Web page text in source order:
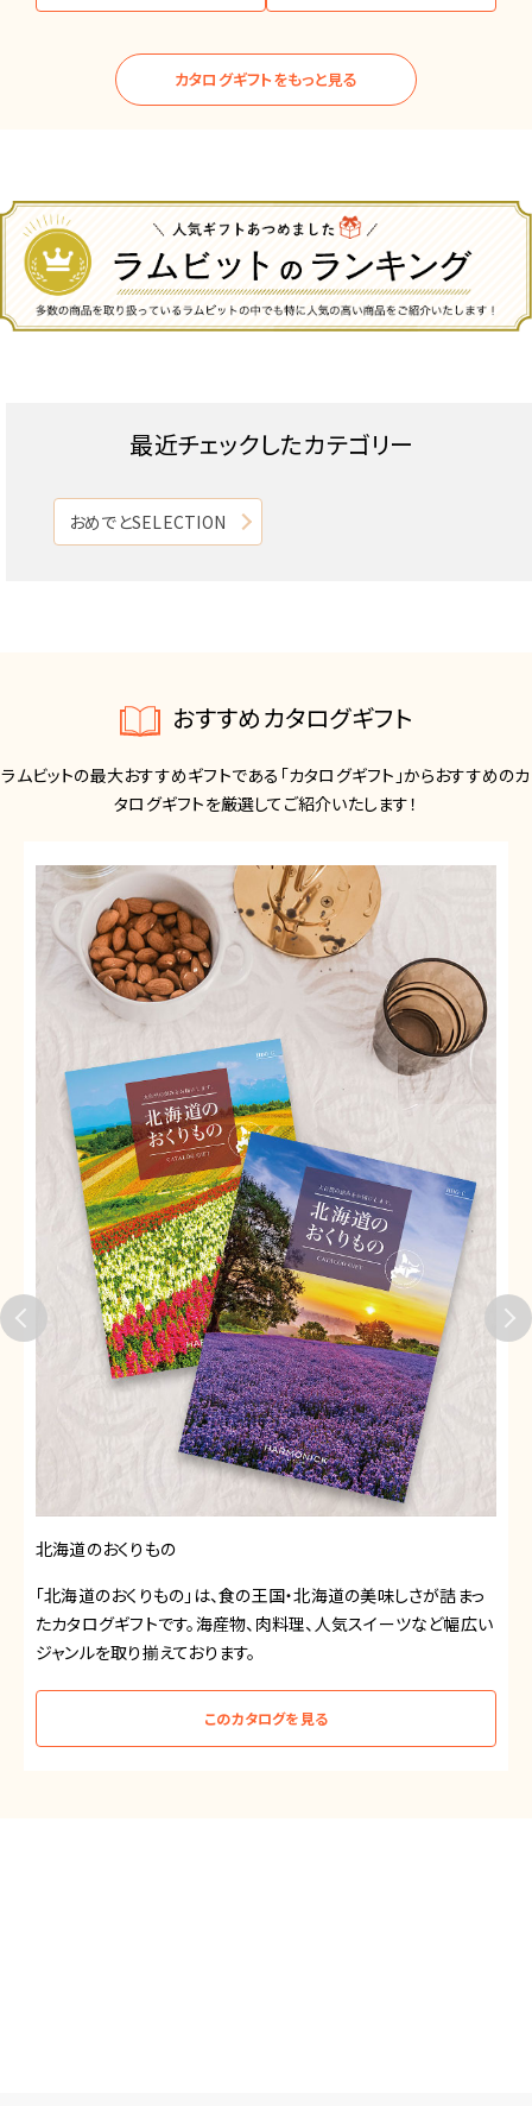
カタログギフトをもっと見る
最近チェックしたカテゴリー
おめでとSELECTION
おすすめカタログギフト
ラムビットの最大おすすめギフトである「カタログギフト」からおすすめのカ
タログギフトを厳選してご紹介いたします！
北海道のおくりもの
「北海道のおくりもの」は、食の王国・北海道の美味しさが詰まっ
たカタログギフトです。海産物、肉料理、人気スイーツなど幅広い
ジャンルを取り揃えております。
このカタログを見る